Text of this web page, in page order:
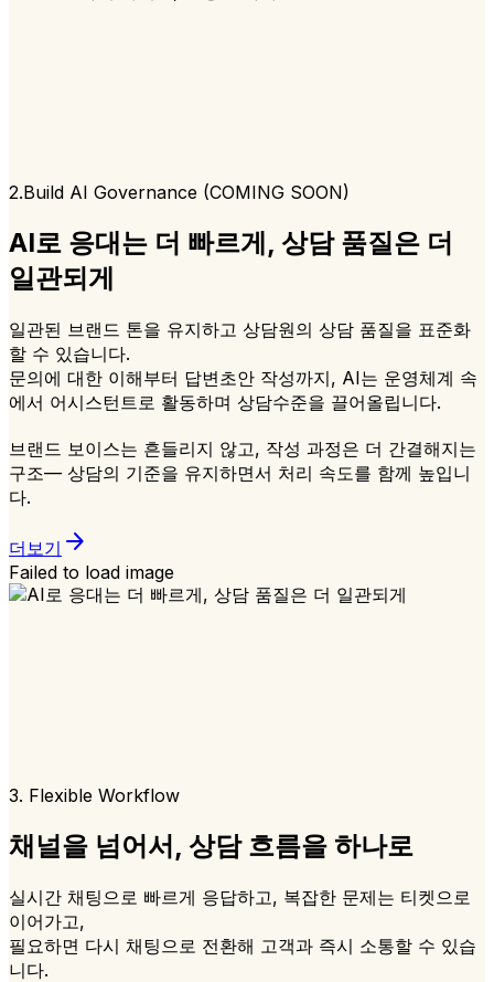
2.Build AI Governance (COMING SOON)
AI로 응대는 더 빠르게, 상담 품질은 더
일관되게
일관된 브랜드 톤을 유지하고 상담원의 상담 품질을 표준화
할 수 있습니다.
문의에 대한 이해부터 답변초안 작성까지, AI는 운영체계 속
에서 어시스턴트로 활동하며 상담수준을 끌어올립니다.
브랜드 보이스는 흔들리지 않고, 작성 과정은 더 간결해지는
구조— 상담의 기준을 유지하면서 처리 속도를 함께 높입니
다.
더보기 arrow_forward
Failed to load image
3. Flexible Workflow
채널을 넘어서, 상담 흐름을 하나로
실시간 채팅으로 빠르게 응답하고, 복잡한 문제는 티켓으로
이어가고,
필요하면 다시 채팅으로 전환해 고객과 즉시 소통할 수 있습
니다.